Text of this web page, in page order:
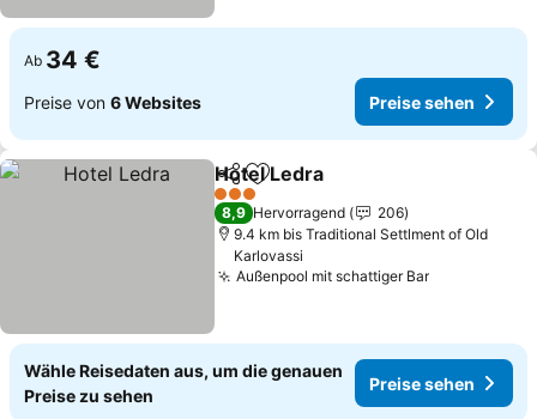
Ab 34 €
Preise von 6 Websites Preise sehen
TeilenZu Favoriten hinzufügen
Hotel Ledra
3 Sterne
8,9 Hervorragend
206
9.4 km bis Traditional Settlment of Old
Karlovassi
Außenpool mit schattiger Bar
Wähle Reisedaten aus, um die genauen
Preise zu sehen
Preise sehen